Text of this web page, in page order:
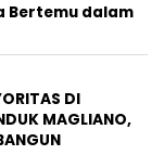
Bertemu dalam
DI
MAGLIANO,